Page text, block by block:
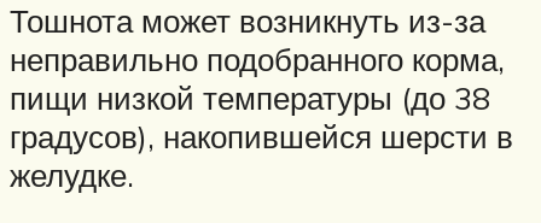
Тошнота может возникнуть из-за
неправильно подобранного корма,
пищи низкой температуры (до 38
градусов), накопившейся шерсти в
желудке.